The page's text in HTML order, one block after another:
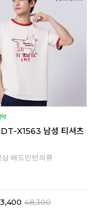
X1563 남성 티셔츠
배드민턴의류
48,300